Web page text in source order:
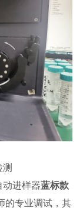
动进样器蓝标款
的专业调试，其